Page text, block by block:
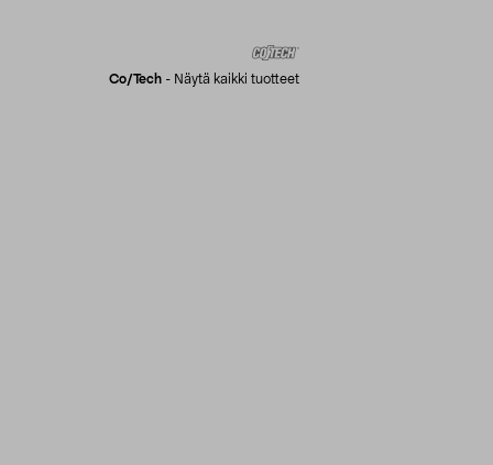
Co/tech - Näytä kaikki tuotteet